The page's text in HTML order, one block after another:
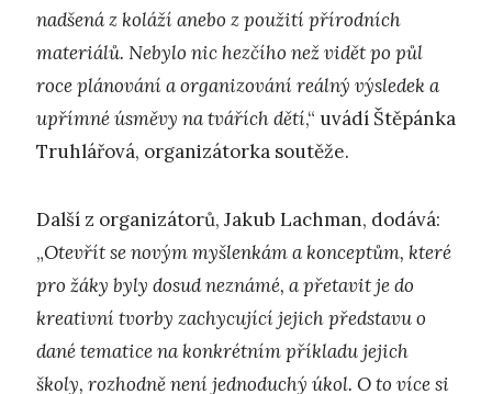
nadšená z koláží anebo z použití přírodních
materiálů. Nebylo nic hezčího než vidět po půl
roce plánování a organizování reálný výsledek a
upřímné úsměvy na tvářích dětí,“ uvádí Štěpánka
Truhlářová, organizátorka soutěže.
Další z organizátorů, Jakub Lachman, dodává:
„Otevřít se novým myšlenkám a konceptům, které
pro žáky byly dosud neznámé, a přetavit je do
kreativní tvorby zachycující jejich představu o
dané tematice na konkrétním příkladu jejich
školy, rozhodně není jednoduchý úkol. O to více si